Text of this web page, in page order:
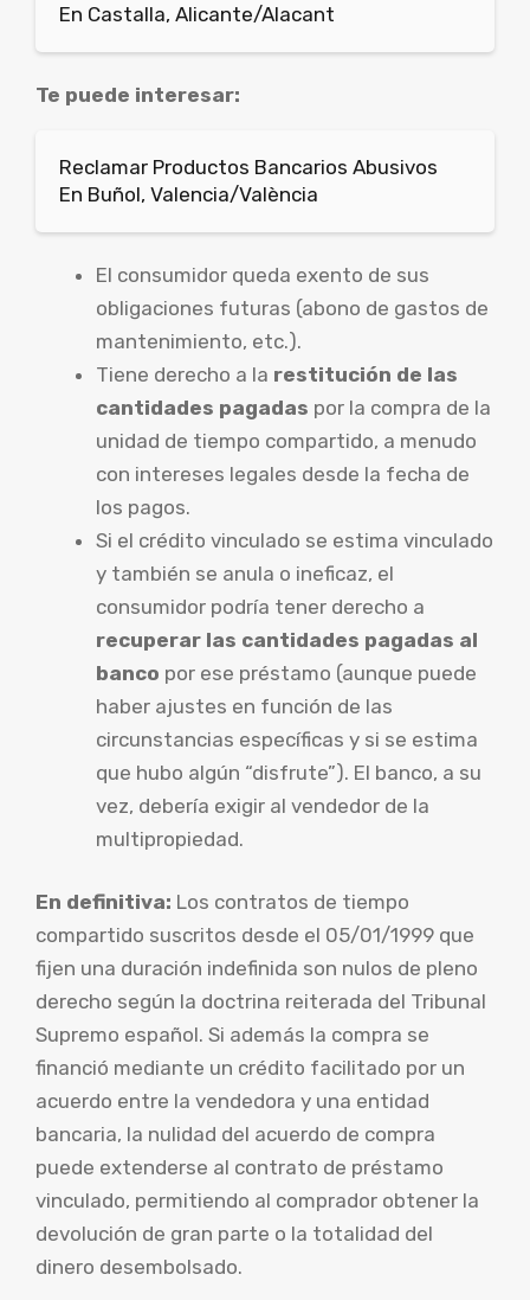
En Castalla, Alicante/Alacant
Te puede interesar:
Reclamar Productos Bancarios Abusivos
En Buñol, Valencia/València
El consumidor queda exento de sus
obligaciones futuras (abono de gastos de
mantenimiento, etc.).
Tiene derecho a la restitución de las
cantidades pagadas por la compra de la
unidad de tiempo compartido, a menudo
con intereses legales desde la fecha de
los pagos.
Si el crédito vinculado se estima vinculado
y también se anula o ineficaz, el
consumidor podría tener derecho a
recuperar las cantidades pagadas al
banco por ese préstamo (aunque puede
haber ajustes en función de las
circunstancias específicas y si se estima
que hubo algún “disfrute”). El banco, a su
vez, debería exigir al vendedor de la
multipropiedad.
En definitiva: Los contratos de tiempo
compartido suscritos desde el 05/01/1999 que
fijen una duración indefinida son nulos de pleno
derecho según la doctrina reiterada del Tribunal
Supremo español. Si además la compra se
financió mediante un crédito facilitado por un
acuerdo entre la vendedora y una entidad
bancaria, la nulidad del acuerdo de compra
puede extenderse al contrato de préstamo
vinculado, permitiendo al comprador obtener la
devolución de gran parte o la totalidad del
dinero desembolsado.